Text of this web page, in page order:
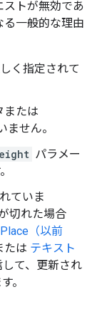
ストが無効であ
る一般的な理由
く指定されて
または
せん。
パラメー
ていま
切れた場合
（以前
たは テキスト
て、更新され
。